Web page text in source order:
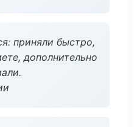
приняли быстро,
дополнительно